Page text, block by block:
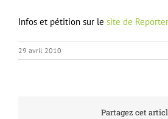
Infos et pétition sur le site de
29 avril 2010
Partagez cet